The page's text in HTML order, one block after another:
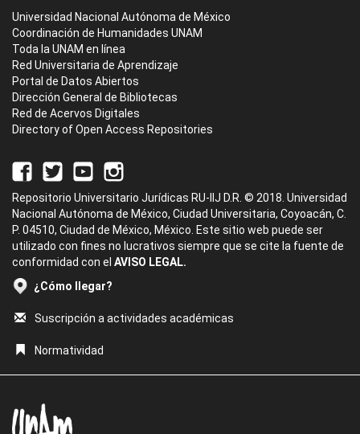
Universidad Nacional Autónoma de México
Coordinación de Humanidades UNAM
Toda la UNAM en línea
Red Universitaria de Aprendizaje
Portal de Datos Abiertos
Dirección General de Bibliotecas
Red de Acervos Digitales
Directory of Open Access Repositories
Repositorio Universitario Jurídicas RU-IIJ D.R. © 2018. Universidad
Nacional Autónoma de México, Ciudad Universitaria, Coyoacán, C.
P. 04510, Ciudad de México, México. Este sitio web puede ser
utilizado con fines no lucrativos siempre que se cite la fuente de
conformidad con el AVISO LEGAL.
¿Cómo llegar?
Suscripción a actividades académicas
Normatividad